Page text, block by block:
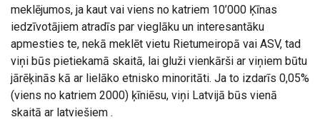
meklējumos, ja kaut vai viens no katriem 10’000 Ķīnas
iedzīvotājiem atradīs par vieglāku un interesantāku
apmesties te, nekā meklēt vietu Rietumeiropā vai ASV, tad
viņi būs pietiekamā skaitā, lai gluži vienkārši ar viņiem būtu
jārēķinās kā ar lielāko etnisko minoritāti. Ja to izdarīs 0,05%
(viens no katriem 2000) ķīniēsu, viņi Latvijā būs vienā
skaitā ar latviešiem .